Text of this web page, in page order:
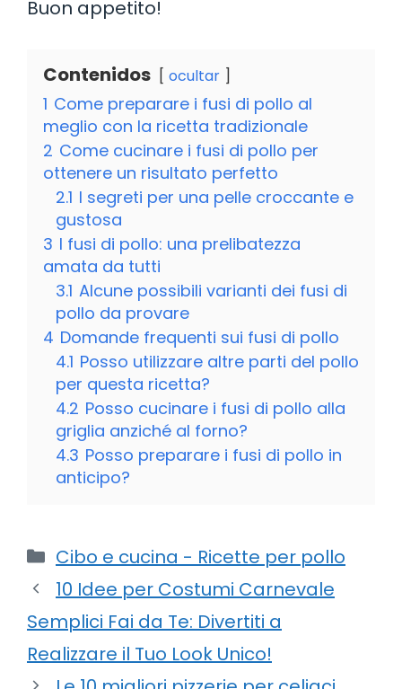
Buon appetito!
Contenidos ocultar
1 Come preparare i fusi di pollo al
meglio con la ricetta tradizionale
2 Come cucinare i fusi di pollo per
ottenere un risultato perfetto
2.1 I segreti per una pelle croccante e
gustosa
3 I fusi di pollo: una prelibatezza
amata da tutti
3.1 Alcune possibili varianti dei fusi di
pollo da provare
4 Domande frequenti sui fusi di pollo
4.1 Posso utilizzare altre parti del pollo
per questa ricetta?
4.2 Posso cucinare i fusi di pollo alla
griglia anziché al forno?
4.3 Posso preparare i fusi di pollo in
anticipo?
Categorie
Cibo e cucina - Ricette per pollo
10 Idee per Costumi Carnevale
Semplici Fai da Te: Divertiti a
Realizzare il Tuo Look Unico!